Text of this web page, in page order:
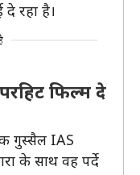
रहा है।
फिल्म दे
गुस्सैल IAS
के साथ वह पर्दे